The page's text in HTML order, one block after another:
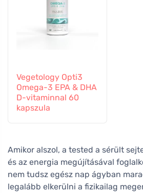
Vegetology Opti3
Omega-3 EPA & DHA
D-vitaminnal 60
kapszula
Amikor alszol, a tested a sérült
és az energia megújításával
nem tudsz egész nap ágyban
legalább elkerülni a fizikailag